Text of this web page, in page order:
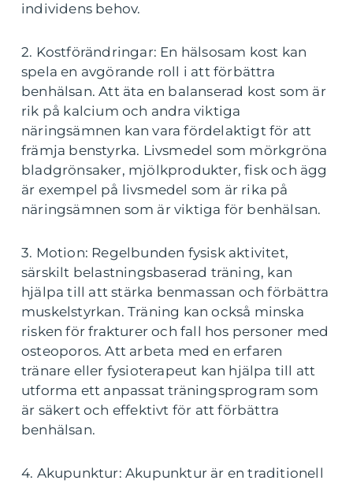
individens behov.
2. Kostförändringar: En hälsosam kost kan
spela en avgörande roll i att förbättra
benhälsan. Att äta en balanserad kost som är
rik på kalcium och andra viktiga
näringsämnen kan vara fördelaktigt för att
främja benstyrka. Livsmedel som mörkgröna
bladgrönsaker, mjölkprodukter, fisk och ägg
är exempel på livsmedel som är rika på
näringsämnen som är viktiga för benhälsan.
3. Motion: Regelbunden fysisk aktivitet,
särskilt belastningsbaserad träning, kan
hjälpa till att stärka benmassan och förbättra
muskelstyrkan. Träning kan också minska
risken för frakturer och fall hos personer med
osteoporos. Att arbeta med en erfaren
tränare eller fysioterapeut kan hjälpa till att
utforma ett anpassat träningsprogram som
är säkert och effektivt för att förbättra
benhälsan.
4. Akupunktur: Akupunktur är en traditionell